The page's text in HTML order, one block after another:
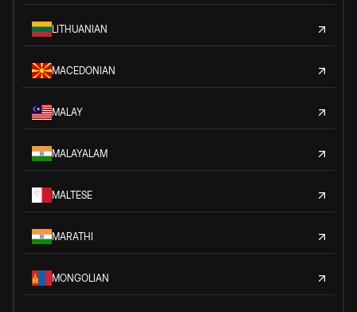
LITHUANIAN
MACEDONIAN
MALAY
MALAYALAM
MALTESE
MARATHI
MONGOLIAN